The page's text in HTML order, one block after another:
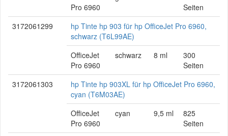
Pro 6960
Seiten
3172061299
hp Tinte hp 903 für hp OfficeJet Pro 6960,
schwarz (T6L99AE)
OfficeJet
Pro 6960
schwarz 8 ml
300
Seiten
3172061303
hp Tinte hp 903XL für hp OfficeJet Pro 6960,
cyan (T6M03AE)
OfficeJet
Pro 6960
cyan 9,5 ml
825
Seiten